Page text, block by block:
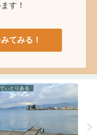
す！
てみる！
ぃとりある